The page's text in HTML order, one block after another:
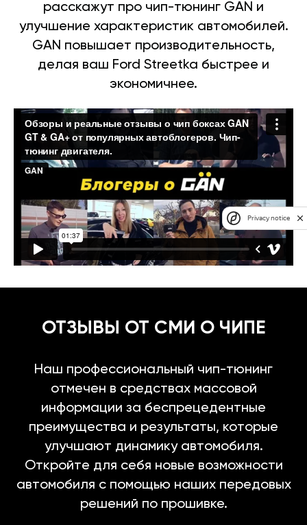
расскажут про чип-тюнинг GAN и
улучшение характеристик автомобилей.
GAN повышает производительность,
делая ваш Ford Streetka быстрее и
экономичнее.
ОТЗЫВЫ ОТ СМИ О ЧИПЕ
Наш профессиональный чип-тюнинг
отмечен в средствах массовой
информации за беспрецедентные
преимущества и результаты, которые
улучшают динамику автомобиля.
Откройте для себя новые возможности
автомобиля с помощью наших передовых
решений по прошивке.
Privacy notice